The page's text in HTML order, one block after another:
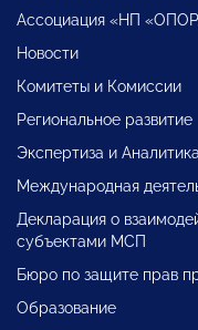
Ассоциация «НП
Новости
Комитеты и Комиссии
Региональное развитие
Экспертиза и Аналитика
Международная
Декларация о
субъектами МСП
Бюро по защите прав
Образование